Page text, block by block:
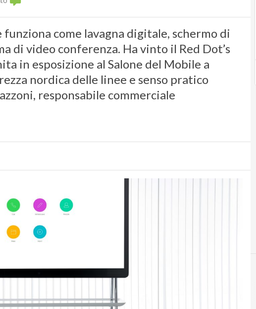
funziona come lavagna digitale, schermo di
di video conferenza. Ha vinto il Red Dot’s
in esposizione al Salone del Mobile a
nordica delle linee e senso pratico
responsabile commerciale